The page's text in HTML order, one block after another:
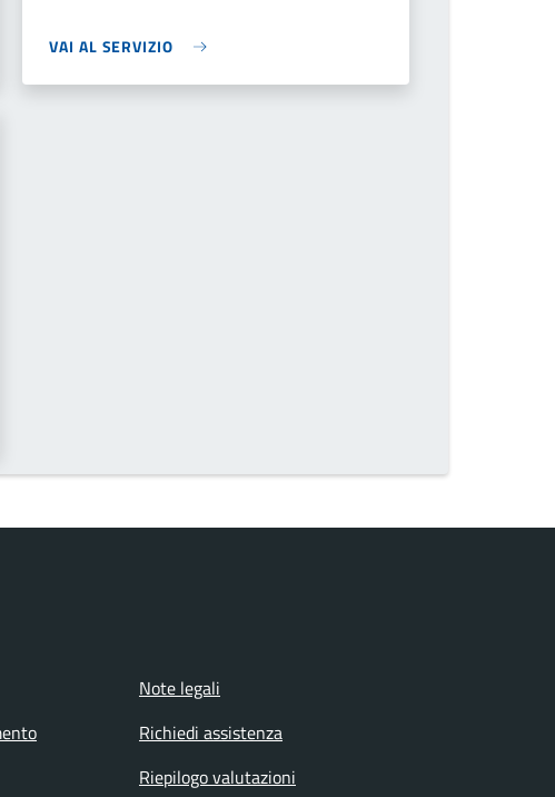
VAI AL SERVIZIO
Note legali
Richiedi assistenza
Riepilogo valutazioni